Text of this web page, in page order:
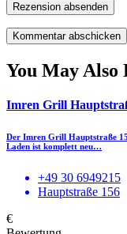
Rezension absenden
You May Also
Imren Grill
Der Imren Grill Hauptstraße
Laden ist komplett neu…
+49 30 6949215
Hauptstraße 156
€